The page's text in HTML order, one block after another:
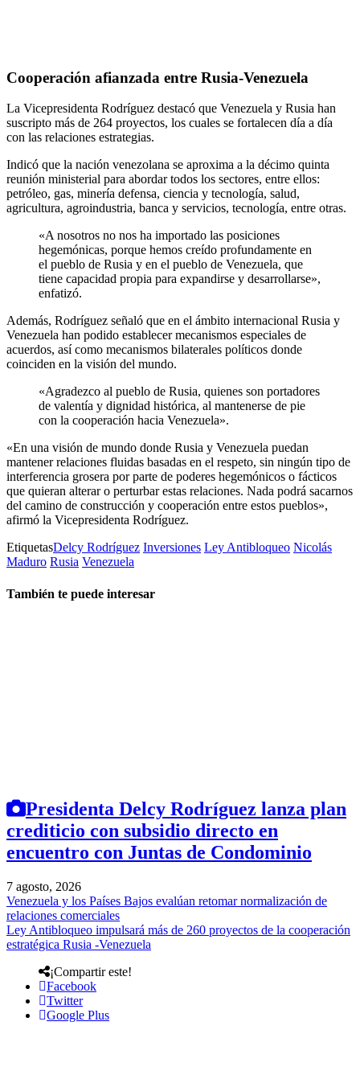
Cooperación afianzada entre Rusia-Venezuela
La Vicepresidenta Rodríguez destacó que Venezuela y Rusia han
suscripto más de 264 proyectos, los cuales se fortalecen día a día
con las relaciones estrategias.
Indicó que la nación venezolana se aproxima a la décimo quinta
reunión ministerial para abordar todos los sectores, entre ellos:
petróleo, gas, minería defensa, ciencia y tecnología, salud,
agricultura, agroindustria, banca y servicios, tecnología, entre otras.
«A nosotros no nos ha importado las posiciones
hegemónicas, porque hemos creído profundamente en
el pueblo de Rusia y en el pueblo de Venezuela, que
tiene capacidad propia para expandirse y desarrollarse»,
enfatizó.
Además, Rodríguez señaló que en el ámbito internacional Rusia y
Venezuela han podido establecer mecanismos especiales de
acuerdos, así como mecanismos bilaterales políticos donde
coinciden en la visión del mundo.
«Agradezco al pueblo de Rusia, quienes son portadores
de valentía y dignidad histórica, al mantenerse de pie
con la cooperación hacia Venezuela».
«En una visión de mundo donde Rusia y Venezuela puedan
mantener relaciones fluidas basadas en el respeto, sin ningún tipo de
interferencia grosera por parte de poderes hegemónicos o fácticos
que quieran alterar o perturbar estas relaciones. Nada podrá sacarnos
del camino de construcción y cooperación entre estos pueblos»,
afirmó la Vicepresidenta Rodríguez.
EtiquetasDelcy Rodríguez Inversiones Ley Antibloqueo Nicolás
Maduro Rusia Venezuela
También te puede interesar
Presidenta Delcy Rodríguez lanza plan
crediticio con subsidio directo en
encuentro con Juntas de Condominio
7 agosto, 2026
Venezuela y los Países Bajos evalúan retomar normalización de
relaciones comerciales
Ley Antibloqueo impulsará más de 260 proyectos de la cooperación
estratégica Rusia -Venezuela
¡Compartir este!
Facebook
Twitter
Google Plus